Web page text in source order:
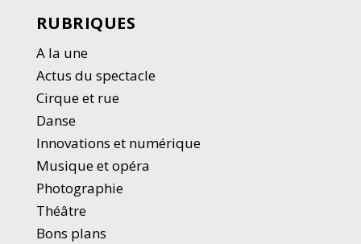
RUBRIQUES
A la une
Actus du spectacle
Cirque et rue
Danse
Innovations et numérique
Musique et opéra
Photographie
Théâtre
Bons plans